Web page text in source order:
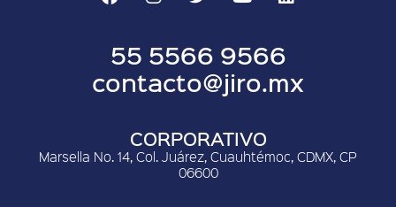
55 5566 9566
contacto@jiro.mx
CORPORATIVO
Marsella No. 14, Col. Juárez, Cuauhtémoc, CDMX, CP
06600